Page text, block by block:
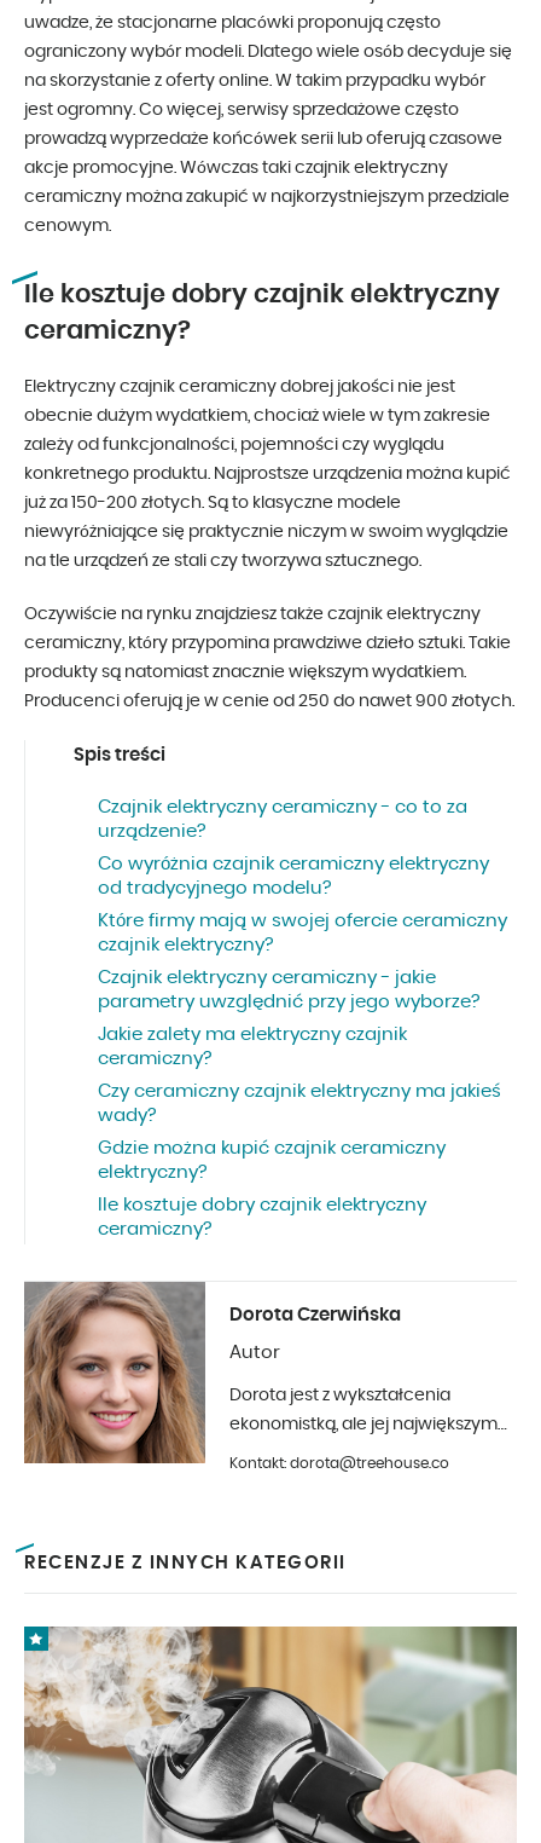
uwadze, że stacjonarne placówki proponują często
ograniczony wybór modeli. Dlatego wiele osób decyduje się
na skorzystanie z oferty online. W takim przypadku wybór
jest ogromny. Co więcej, serwisy sprzedażowe często
prowadzą wyprzedaże końcówek serii lub oferują czasowe
akcje promocyjne. Wówczas taki czajnik elektryczny
ceramiczny można zakupić w najkorzystniejszym przedziale
cenowym.
Ile kosztuje dobry czajnik elektryczny
ceramiczny?
Elektryczny czajnik ceramiczny dobrej jakości nie jest
obecnie dużym wydatkiem, chociaż wiele w tym zakresie
zależy od funkcjonalności, pojemności czy wyglądu
konkretnego produktu. Najprostsze urządzenia można kupić
już za 150-200 złotych. Są to klasyczne modele
niewyróżniające się praktycznie niczym w swoim wyglądzie
na tle urządzeń ze stali czy tworzywa sztucznego.
Oczywiście na rynku znajdziesz także czajnik elektryczny
ceramiczny, który przypomina prawdziwe dzieło sztuki. Takie
produkty są natomiast znacznie większym wydatkiem.
Producenci oferują je w cenie od 250 do nawet 900 złotych.
Spis treści
Czajnik elektryczny ceramiczny - co to za
urządzenie?
Co wyróżnia czajnik ceramiczny elektryczny
od tradycyjnego modelu?
Które firmy mają w swojej ofercie ceramiczny
czajnik elektryczny?
Czajnik elektryczny ceramiczny - jakie
parametry uwzględnić przy jego wyborze?
Jakie zalety ma elektryczny czajnik
ceramiczny?
Czy ceramiczny czajnik elektryczny ma jakieś
wady?
Gdzie można kupić czajnik ceramiczny
elektryczny?
Ile kosztuje dobry czajnik elektryczny
ceramiczny?
Dorota Czerwińska
Autor
Dorota jest z wykształcenia
ekonomistką, ale jej największym
hobby jest fotografia i aranżacja
Kontakt: dorota@treehouse.co
RECENZJE Z INNYCH KATEGORII